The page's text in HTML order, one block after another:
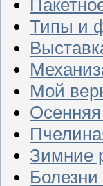
Типы и
Мой
Зимние
Болезни